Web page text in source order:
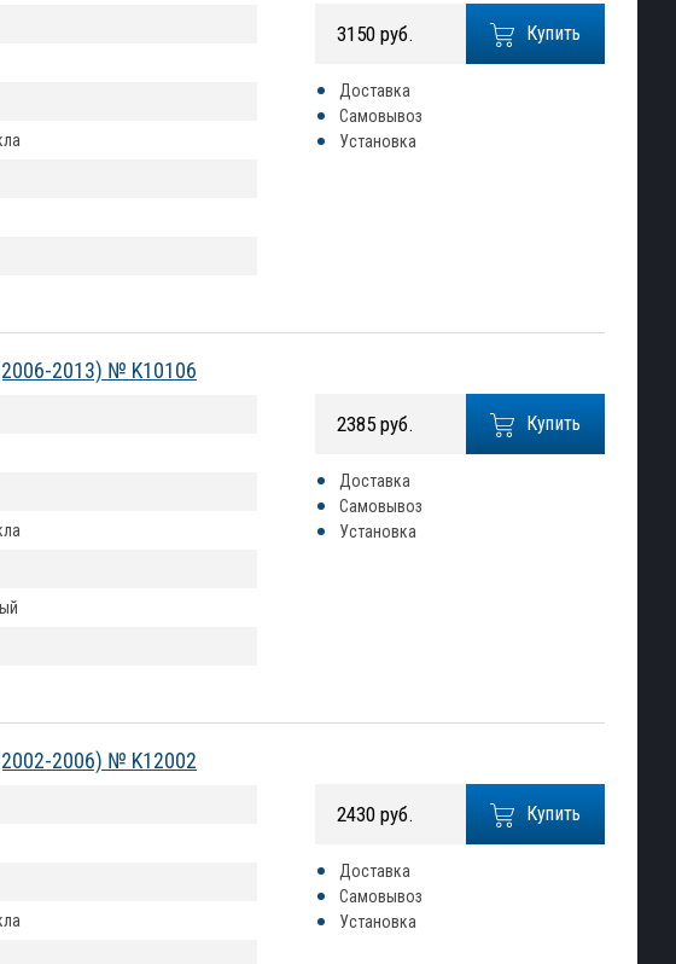
Купить
3150 руб.
Доставка
Самовывоз
Установка
2013) № K10106
Купить
2385 руб.
Доставка
Самовывоз
Установка
2006) № K12002
Купить
2430 руб.
Доставка
Самовывоз
Установка